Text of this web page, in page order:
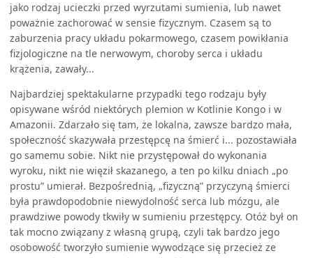
jako rodzaj ucieczki przed wyrzutami sumienia, lub nawet
poważnie zachorować w sensie fizycznym. Czasem są to
zaburzenia pracy układu pokarmowego, czasem powikłania
fizjologiczne na tle nerwowym, choroby serca i układu
krążenia, zawały...
Najbardziej spektakularne przypadki tego rodzaju były
opisywane wśród niektórych plemion w Kotlinie Kongo i w
Amazonii. Zdarzało się tam, że lokalna, zawsze bardzo mała,
społeczność skazywała przestępcę na śmierć i... pozostawiała
go samemu sobie. Nikt nie przystępował do wykonania
wyroku, nikt nie więził skazanego, a ten po kilku dniach „po
prostu” umierał. Bezpośrednią, „fizyczną” przyczyną śmierci
była prawdopodobnie niewydolność serca lub mózgu, ale
prawdziwe powody tkwiły w sumieniu przestępcy. Otóż był on
tak mocno związany z własną grupą, czyli tak bardzo jego
osobowość tworzyło sumienie wywodzące się przecież ze